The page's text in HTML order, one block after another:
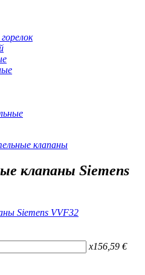
клапаны
клапаны Siemens
x156,59 €